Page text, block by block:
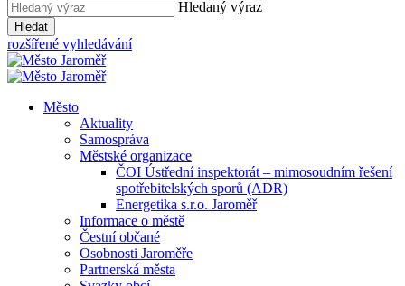
Hledaný výraz
Hledat
rozšířené vyhledávání
Město
Aktuality
Samospráva
Městské organizace
ČOI Ústřední inspektorát – mimosoudním řešení
spotřebitelských sporů (ADR)
Energetika s.r.o. Jaroměř
Informace o městě
Čestní občané
Osobnosti Jaroměře
Partnerská města